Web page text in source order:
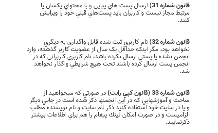
قانون شماره 31) ارسال پست هاي پياپي و با محتواي يکسان يا
مرتبط مجاز نيست و کاربران بايد پست‌هاي قبلي خود را ويرايش
کنند.
قانون شماره 32) نام کاربري ثبت شده قابل واگذاري به ديگري
نخواهد بود، مگر اينکه حداقل يک سال از عضويت کاربر گذشته، وارد
انجمن نشده يا پستي ارسال نکرده باشد، نام کاربري کاربراني که در
انجمن پست ارسال کرده باشند تحت هيچ شرايطي واگذار نخواهد
شد.
قانون شماره 33 (قانون كپي رايت) در صورتي كه ميخواهيد از
مباحث و آموزشهايي كه در اين انجمنها ذكر شده است در جايي ديگر
و يا در سايت خود استفاده كنيد ذكر نام سايت و نام نويسنده مطلب
الزاميست و در صورت امكان لينك پيغام را هم براي اطلاعات بيشتر
ذكرنماييد.